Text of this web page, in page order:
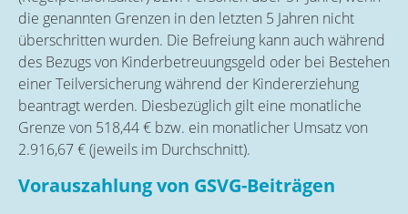
die genannten Grenzen in den letzten 5 Jahren nicht
überschritten wurden. Die Befreiung kann auch während
des Bezugs von Kinderbetreuungsgeld oder bei Bestehen
einer Teilversicherung während der Kindererziehung
beantragt werden. Diesbezüglich gilt eine monatliche
Grenze von 518,44 € bzw. ein monatlicher Umsatz von
2.916,67 € (jeweils im Durchschnitt).
Vorauszahlung von GSVG-Beiträgen